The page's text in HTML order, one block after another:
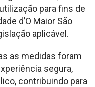
para fins de
d’O Maior São
aplicável.
as medidas foram
segura,
contribuindo para